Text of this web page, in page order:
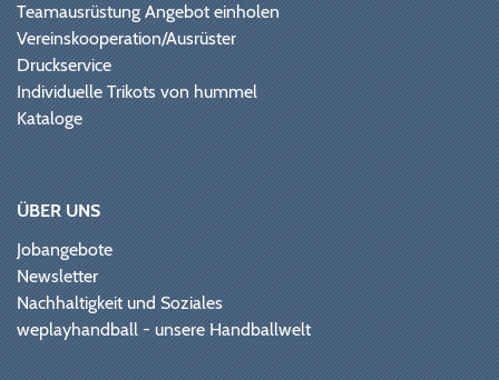
Teamausrüstung Angebot einholen
Vereinskooperation/Ausrüster
Druckservice
Individuelle Trikots von hummel
Kataloge
ÜBER UNS
Jobangebote
Newsletter
Nachhaltigkeit und Soziales
weplayhandball - unsere Handballwelt